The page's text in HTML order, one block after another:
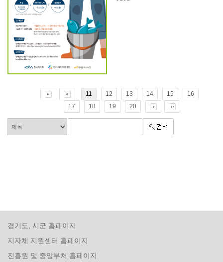
11 12 13 14 15
16
17
18 19 20
경기도, 시군 홈페이지
지자체 지원센터 홈페이지
진흥원 및 중앙부처 홈페이지